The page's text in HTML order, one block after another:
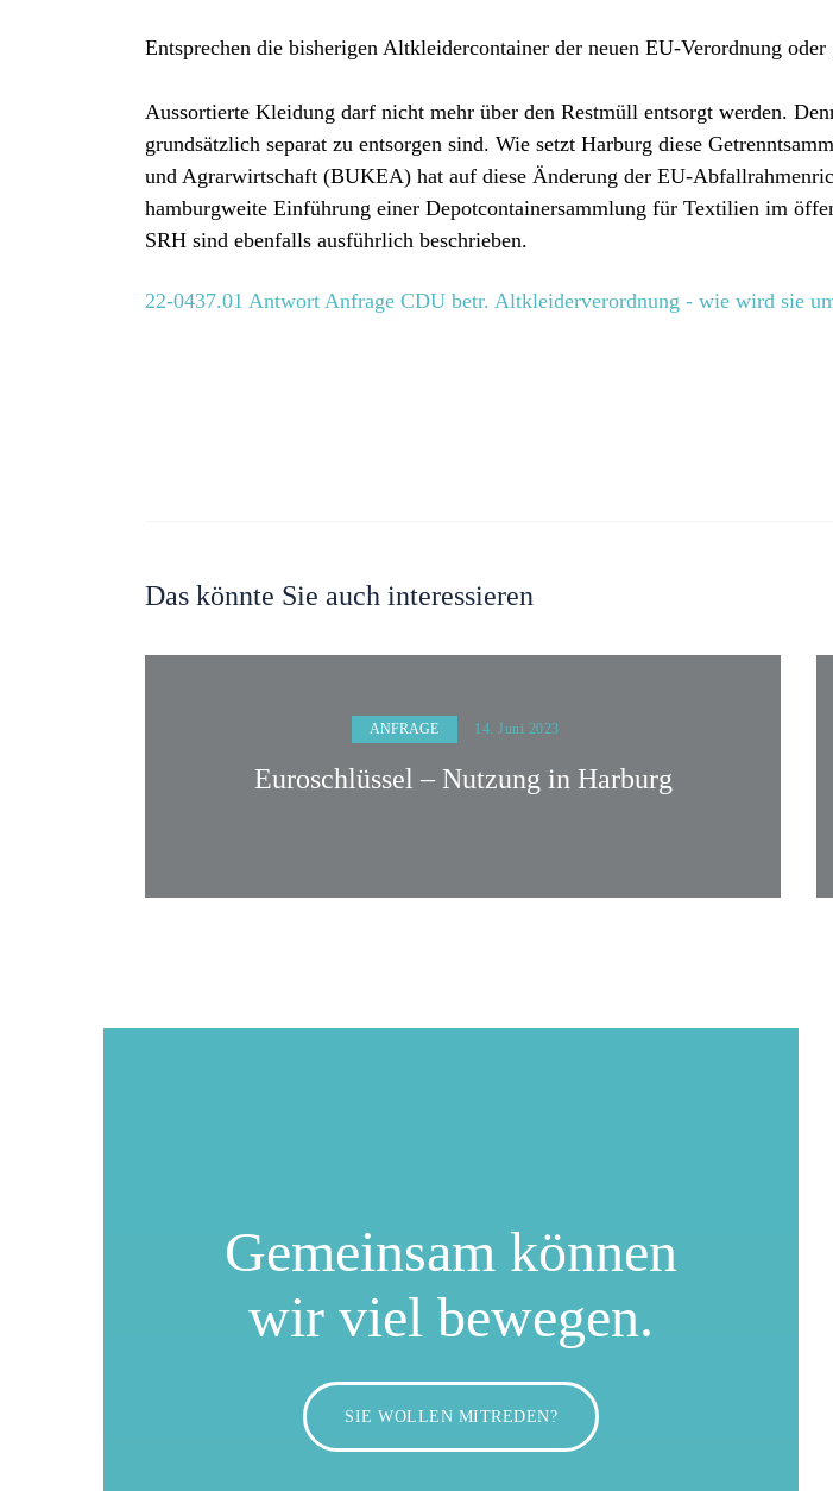
Entsprechen die bisherigen Altkleidercontainer der neuen EU-Verordnung
Aussortierte Kleidung darf nicht mehr über den Restmüll entsorgt werden.
grundsätzlich separat zu entsorgen sind. Wie setzt Harburg diese
und Agrarwirtschaft (BUKEA) hat auf diese Änderung der EU-
hamburgweite Einführung einer Depotcontainersammlung für Textilien im
SRH sind ebenfalls ausführlich beschrieben.
22-0437.01 Antwort Anfrage CDU betr. Altkleiderverordnung - wie wird sie
Das könnte Sie auch interessieren
ANFRAGE 14. Juni 2023
Euroschlüssel – Nutzung in Harburg
Gemeinsam können
wir viel bewegen.
SIE WOLLEN MITREDEN?